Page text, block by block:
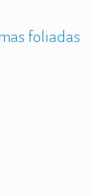
foliadas